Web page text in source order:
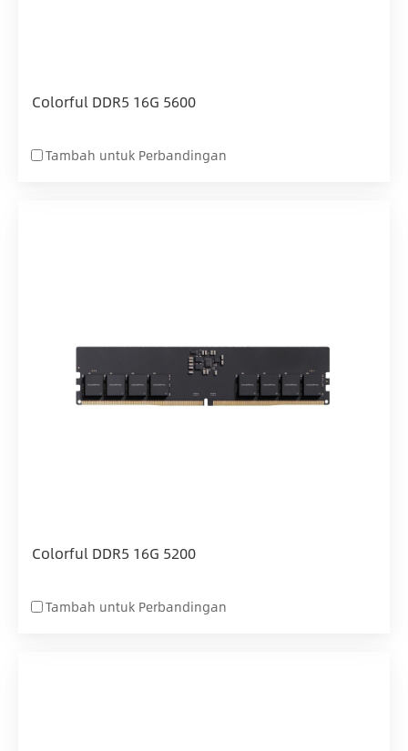
Colorful DDR5 16G 5600
Tambah untuk Perbandingan
Colorful DDR5 16G 5200
Tambah untuk Perbandingan